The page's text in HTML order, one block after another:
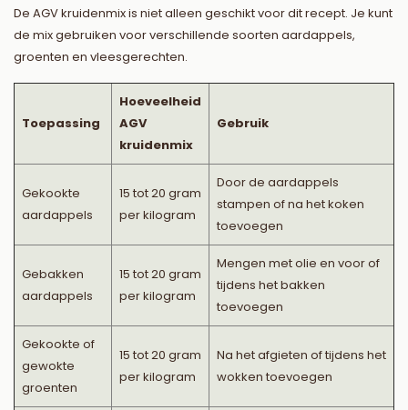
De AGV kruidenmix is niet alleen geschikt voor dit recept. Je kunt
de mix gebruiken voor verschillende soorten aardappels,
groenten en vleesgerechten.
Toepassing
Hoeveelheid
AGV
kruidenmix
Gebruik
Gekookte
aardappels
15 tot 20 gram
per kilogram
Door de aardappels
stampen of na het koken
toevoegen
Gebakken
aardappels
15 tot 20 gram
per kilogram
Mengen met olie en voor of
tijdens het bakken
toevoegen
Gekookte of
gewokte
groenten
15 tot 20 gram
per kilogram
Na het afgieten of tijdens het
wokken toevoegen